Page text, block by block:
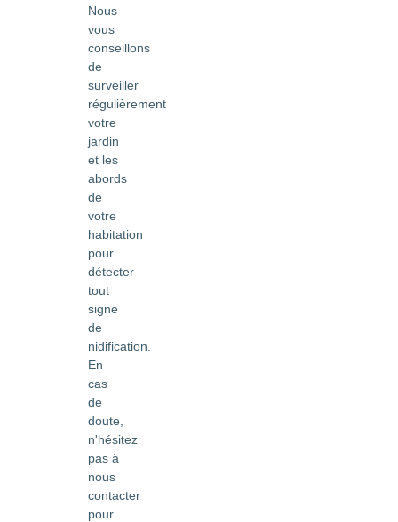
Nous
vous
conseillons
de
surveiller
régulièrement
votre
jardin
et les
abords
de
votre
habitation
pour
détecter
tout
signe
de
nidification.
En
cas
de
doute,
n'hésitez
pas à
nous
contacter
pour